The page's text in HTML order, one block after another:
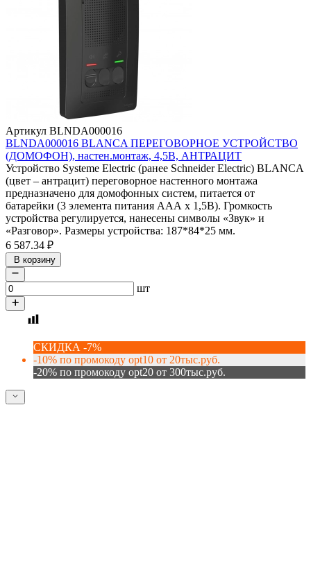
Артикул BLNDA000016
BLNDA000016 BLANCA ПЕРЕГОВОРНОЕ УСТРОЙСТВО
(ДОМОФОН), настен.монтаж, 4,5В, АНТРАЦИТ
Устройство Systeme Electric (ранее Schneider Electric) BLANCA
(цвет – антрацит) переговорное настенного монтажа
предназначено для домофонных систем, питается от
батарейки (3 элемента питания ААА х 1,5В). Громкость
устройства регулируется, нанесены символы «Звук» и
«Разговор». Размеры устройства: 187*84*25 мм.
6 587.34 ₽
В корзину
шт
СКИДКА -7%
-10% по промокоду opt10 от 20тыс.руб.
-20% по промокоду opt20 от 300тыс.руб.